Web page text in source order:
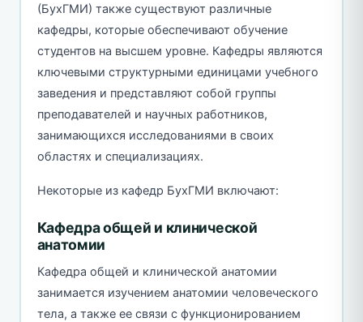
(БухГМИ) также существуют различные
кафедры, которые обеспечивают обучение
студентов на высшем уровне. Кафедры являются
ключевыми структурными единицами учебного
заведения и представляют собой группы
преподавателей и научных работников,
занимающихся исследованиями в своих
областях и специализациях.
Некоторые из кафедр БухГМИ включают:
Кафедра общей и клинической
анатомии
Кафедра общей и клинической анатомии
занимается изучением анатомии человеческого
тела, а также ее связи с функционированием